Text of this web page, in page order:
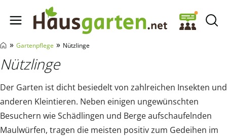
Hausgarten.net
» Gartenpflege » Nützlinge
Nützlinge
Der Garten ist dicht besiedelt von zahlreichen Insekten und
anderen Kleintieren. Neben einigen ungewünschten
Besuchern wie Schädlingen und Berge aufschaufelnden
Maulwürfen, tragen die meisten positiv zum Gedeihen im